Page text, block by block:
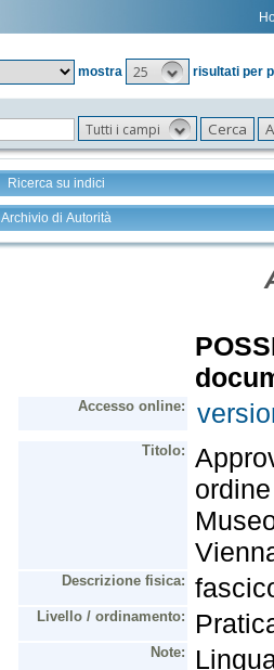
mostra
25 risultati per
Tutti i campi
Ricerca su indici
Archivio di Autorità